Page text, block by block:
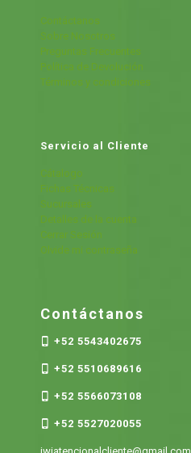
Contáctanos
Sobre Nosotros
Preguntas Frecuentes
Política de Devolución
Términos y condiciones
Servicio al Cliente
Cátalogo
Fichas Técnicas
Sucursales
Detalles de la cuenta
Cerrar Sesión
Olvide mi contraseña
Contáctanos
+52 5543402675
+52 5510689616
+52 5566073108
+52 5527020055